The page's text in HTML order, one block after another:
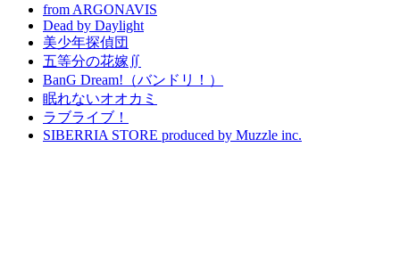
from ARGONAVIS
Dead by Daylight
美少年探偵団
五等分の花嫁∬
BanG Dream!（バンドリ！）
眠れないオオカミ
ラブライブ！
SIBERRIA STORE produced by Muzzle inc.